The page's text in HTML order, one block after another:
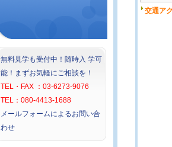
無料見学も受付中！随時入 学可
能！まずお気軽にご相談を！
TEL・FAX ：03-6273-9076
TEL：080-4413-1688
メールフォームによるお問い合
わせ